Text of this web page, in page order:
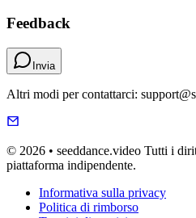
Feedback
Invia
Altri modi per contattarci:
© 2026 • seeddance.video Tutti i
piattaforma indipendente.
Informativa sulla privacy
Politica di rimborso